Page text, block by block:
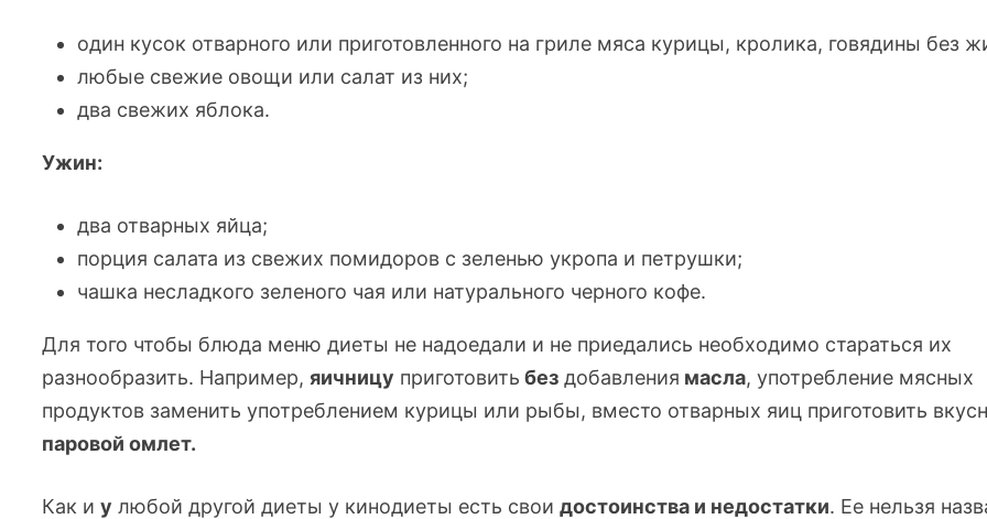
один кусок отварного или приготовленного на гриле мяса курицы, кролика, говядины без
любые свежие овощи или салат из них;
два свежих яблока.
Ужин:
два отварных яйца;
порция салата из свежих помидоров с зеленью укропа и петрушки;
чашка несладкого зеленого чая или натурального черного кофе.
Для того чтобы блюда меню диеты не надоедали и не приедались необходимо стараться их
разнообразить. Например, яичницу приготовить без добавления масла, употребление мясных
продуктов заменить употреблением курицы или рыбы, вместо отварных яиц приготовить
паровой омлет.
Как иу любой другой диеты у кинодиеты есть своидостоинства и недостатки. Ее нельзя